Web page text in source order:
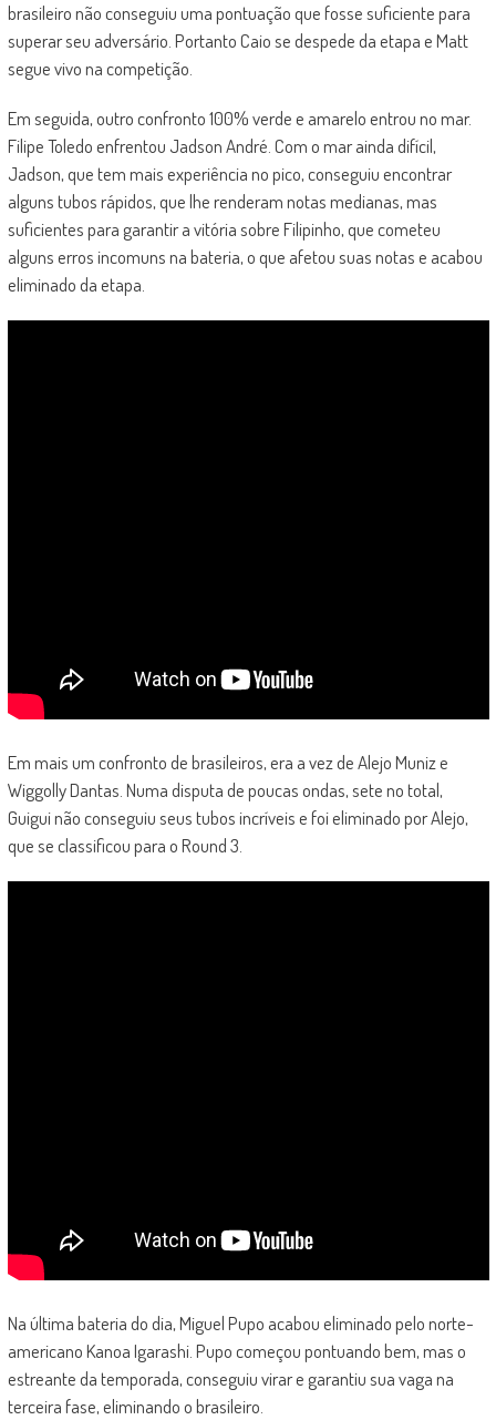
brasileiro não conseguiu uma pontuação que fosse suficiente para
superar seu adversário. Portanto Caio se despede da etapa e Matt
segue vivo na competição.
Em seguida, outro confronto 100% verde e amarelo entrou no mar.
Filipe Toledo enfrentou Jadson André. Com o mar ainda difícil,
Jadson, que tem mais experiência no pico, conseguiu encontrar
alguns tubos rápidos, que lhe renderam notas medianas, mas
suficientes para garantir a vitória sobre Filipinho, que cometeu
alguns erros incomuns na bateria, o que afetou suas notas e acabou
eliminado da etapa.
Em mais um confronto de brasileiros, era a vez de Alejo Muniz e
Wiggolly Dantas. Numa disputa de poucas ondas, sete no total,
Guigui não conseguiu seus tubos incríveis e foi eliminado por Alejo,
que se classificou para o Round 3.
Na última bateria do dia, Miguel Pupo acabou eliminado pelo norte-
americano Kanoa Igarashi. Pupo começou pontuando bem, mas o
estreante da temporada, conseguiu virar e garantiu sua vaga na
terceira fase, eliminando o brasileiro.